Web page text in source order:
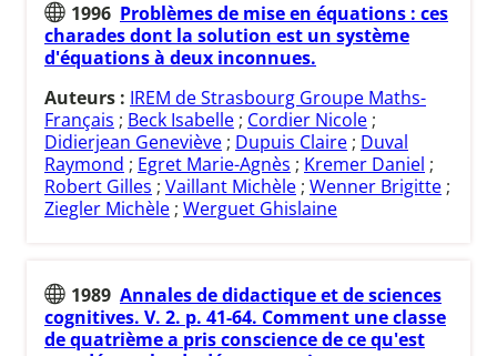
1996 Problèmes de mise en équations : ces
charades dont la solution est un système
d'équations à deux inconnues.
Auteurs : IREM de Strasbourg Groupe Maths-
Français ; Beck Isabelle ; Cordier Nicole ;
Didierjean Geneviève ; Dupuis Claire ; Duval
Raymond ; Egret Marie-Agnès ; Kremer Daniel ;
Robert Gilles ; Vaillant Michèle ; Wenner Brigitte ;
Ziegler Michèle ; Werguet Ghislaine
1989 Annales de didactique et de sciences
cognitives. V. 2. p. 41-64. Comment une classe
de quatrième a pris conscience de ce qu'est